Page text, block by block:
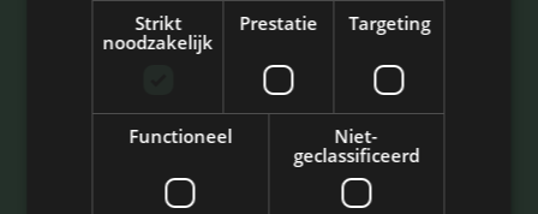
info@tiptopkunstgras.nl
073 - 888 2679
Assortiment
Kunstgras Terras
Strikt
noodzakelijk
Prestatie Targeting
Functioneel
Niet-
geclassificeerd